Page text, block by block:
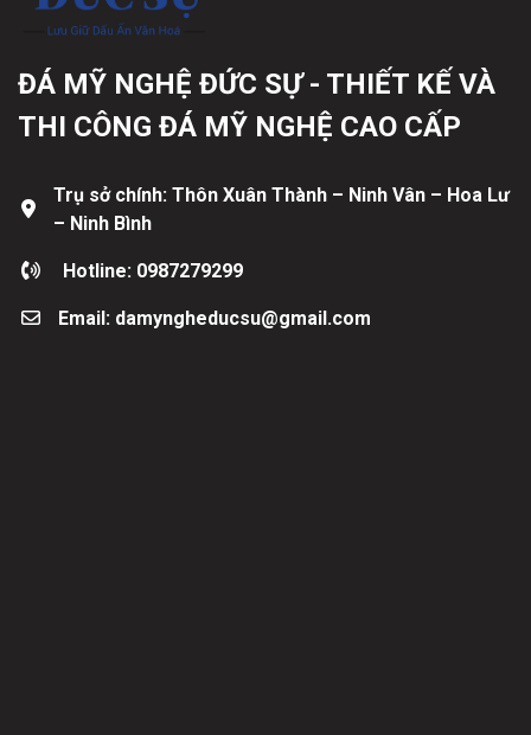
ĐÁ MỸ NGHỆ ĐỨC SỰ - THIẾT KẾ VÀ
THI CÔNG ĐÁ MỸ NGHỆ CAO CẤP
Trụ sở chính: Thôn Xuân Thành – Ninh Vân – Hoa Lư
– Ninh Bình
Hotline: 0987279299
Email: damyngheducsu@gmail.com